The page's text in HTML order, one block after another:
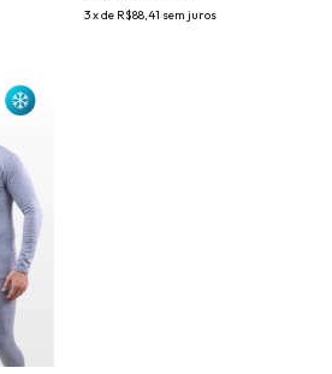
3x de R$88,41 sem juros